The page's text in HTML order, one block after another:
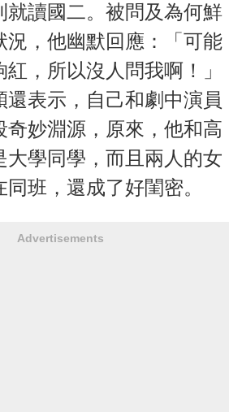
就讀國二。被問及為何鮮
況，他幽默回應：「可能
，所以沒人問我啊！」
還表示，自己和劇中演員
奇妙淵源，原來，他和高
大學同學，而且兩人的女
班，還成了好閨密。
Advertisements